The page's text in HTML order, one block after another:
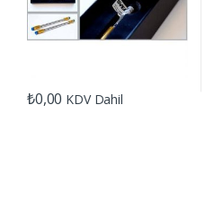
₺0,00 KDV Dahil